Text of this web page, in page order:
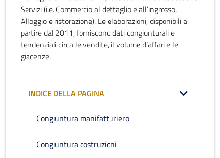
Servizi (i.e. Commercio al dettaglio e all’ingrosso,
Alloggio e ristorazione). Le elaborazioni, disponibili a
partire dal 2011, forniscono dati congiunturali e
tendenziali circa le vendite, il volume d’affari e le
giacenze.
INDICE DELLA PAGINA
Congiuntura manifatturiero
Congiuntura costruzioni